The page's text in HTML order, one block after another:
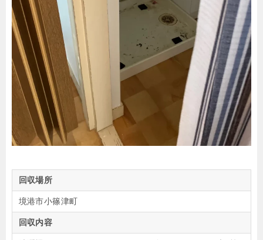
回収場所
境港市小篠津町
回収内容